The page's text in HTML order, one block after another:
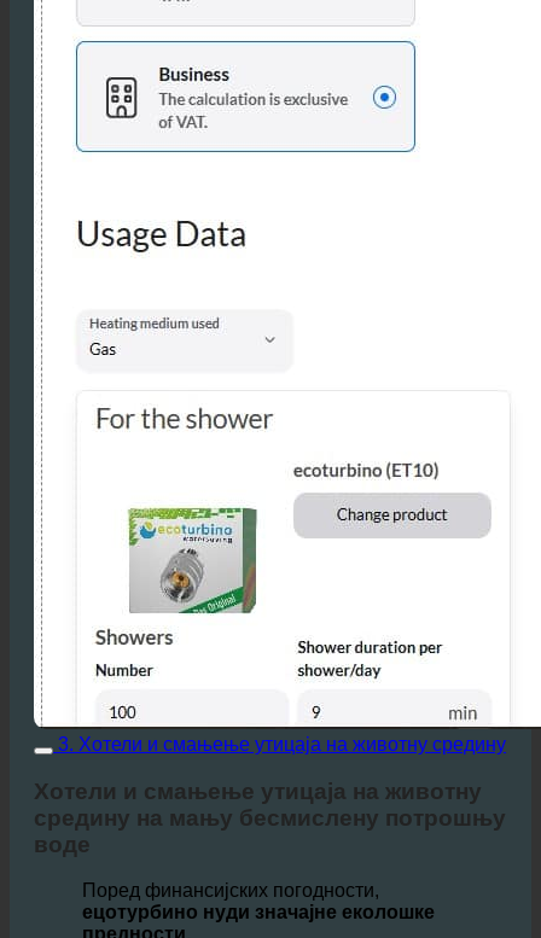
3. Хотели и смањење утицаја на животну средину
Хотели и смањење утицаја на животну
средину на мању бесмислену потрошњу
воде